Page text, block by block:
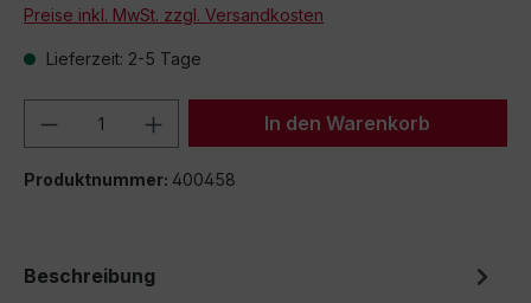
Preise inkl. MwSt. zzgl. Versandkosten
Lieferzeit: 2-5 Tage
Produkt Anzahl: Gib denIn den Warenkorb
Produktnummer: 400458
Beschreibung